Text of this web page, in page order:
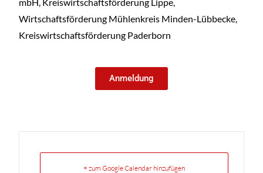
Wirtschaftsförderung Mühlenkreis Minden-Lübbecke,
Kreiswirtschaftsförderung Paderborn
Anmeldung
+ zum Google Calendar hinzufügen